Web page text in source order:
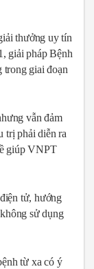
thưởng uy tín
giải pháp Bệnh
giai đoạn
vẫn đảm
trị phải diễn ra
giúp VNPT
tử, hướng
sử dụng
từ xa có ý